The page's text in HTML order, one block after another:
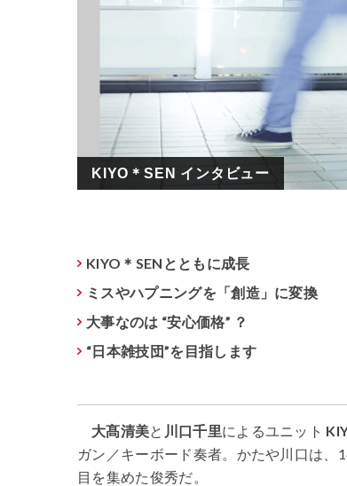
KIYO＊SEN インタビュー
KIYO＊SENとともに成長
ミスやハプニングを「創造」に変換
大事なのは “安心価格” ？
“日本雑技団”を目指します
大髙清美と 川口千里によるユニット
ガン／キーボード奏者。かたや川口は
目を集めた俊秀だ。